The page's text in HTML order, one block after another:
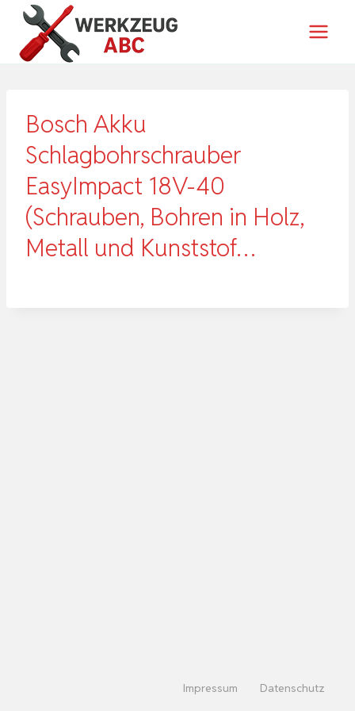
Zum
Inhalt
springen
Bosch Akku
Schlagbohrschrauber
EasyImpact 18V-40
(Schrauben, Bohren in Holz,
Metall und Kunststof…
Impressum Datenschutz